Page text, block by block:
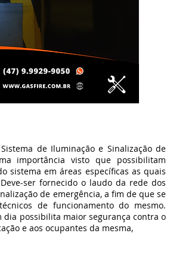
de Iluminação e Sinalização de
importância visto que possibilitam
sistema em áreas específicas as quais
ser fornecido o laudo da rede dos
de emergência, a fim de que se
de funcionamento do mesmo.
dia possibilita maior segurança contra o
e aos ocupantes da mesma,